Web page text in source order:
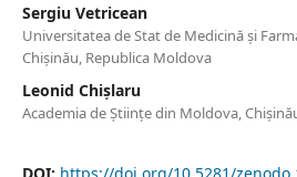
Sergiu Vetricean
Universitatea de Stat de Medicină şi
Chişinău, Republica Moldova
Leonid Chișlaru
Academia de Științe din Moldova,